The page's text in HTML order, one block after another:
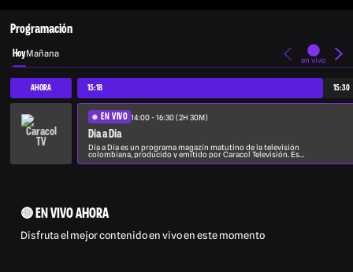
Programación
HoyMañana
en vivo
AHORA 15:18 15:30
EN VIVO 14:00 - 16:30 (2H 30M)
Día a Día
Día a Día es un programa magazín matutino de la televisión
colombiana, producido y emitido por Caracol Televisión. Es
🔴 EN VIVO AHORA
Disfruta el mejor contenido en vivo en este momento